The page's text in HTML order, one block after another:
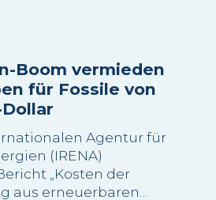
Boom vermieden
für Fossile von
Agentur für
(IRENA)
„Kosten der
aus erneuerbaren